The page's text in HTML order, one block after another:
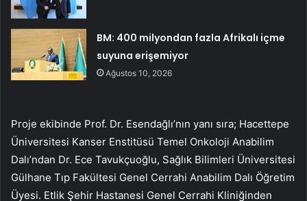
BM: 400 milyondan fazla Afrikalı içme
suyuna erişemiyor
Ağustos 10, 2026
Proje ekibinde Prof. Dr. Esendağlı’nın yanı sıra; Hacettepe
Üniversitesi Kanser Enstitüsü Temel Onkoloji Anabilim
Dalı’ndan Dr. Ece Tavukçuoğlu, Sağlık Bilimleri Üniversitesi
Gülhane Tıp Fakültesi Genel Cerrahi Anabilim Dalı Öğretim
Üyesi. Etlik Şehir Hastanesi Genel Cerrahi Kliniğinden